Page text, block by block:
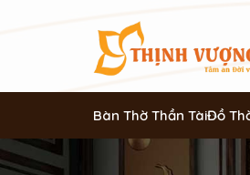
Bàn Thờ Thần TàiĐồ